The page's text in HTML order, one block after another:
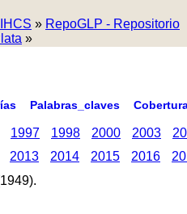
» RepoGLP - Repositorio
»
Palabras_claves
1997 1998 2000 2003
2013 2014 2015 2016